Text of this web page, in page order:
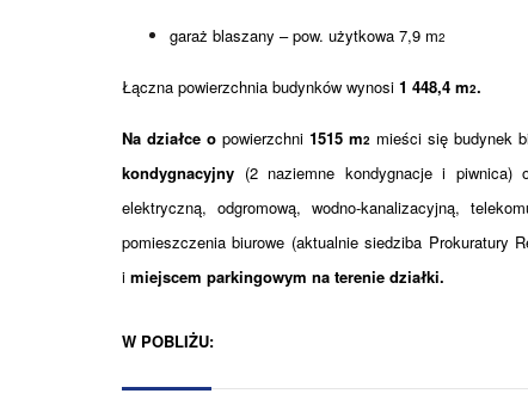
garaż blaszany – pow. użytkowa 7,9 m2
Łączna powierzchnia budynków wynosi 1 448,4 m2.
Na działce o powierzchni 1515 m2 mieści się budynek
kondygnacyjny (2 naziemne kondygnacje i piwnica)
elektryczną, odgromową, wodno-kanalizacyjną,
pomieszczenia biurowe (aktualnie siedziba Prokuratury
i miejscem parkingowym na terenie działki.
W POBLIŻU: